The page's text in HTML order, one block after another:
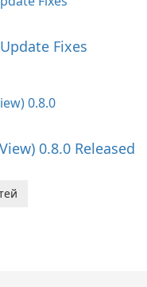
Fixes
0.8.0 Released